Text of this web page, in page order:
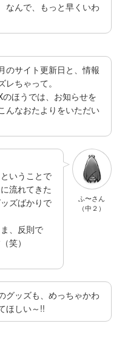
んで、もっと早くいわ
のサイト更新日と、情報
ちゃって。
ほうでは、お知らせを
んなおたよりをいただい
ふ〜さん
（中２）
いうことで
流れてきた
ズばかりで
、反則で
笑）
ッズも、めっちゃかわ
ほしい～!!